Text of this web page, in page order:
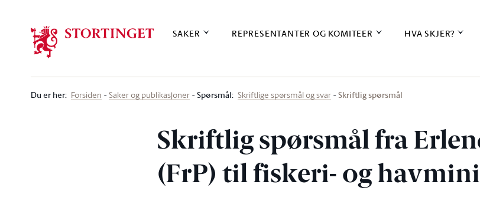
SAKER REPRESENTANTER OG KOMITEER HVA SKJER?
Du er her: Forsiden Saker og publikasjoner Spørsmål: Skriftlige spørsmål og svar Skriftlig spørsmål
Skriftlig spørsmål fra
(FrP) til fiskeri- og